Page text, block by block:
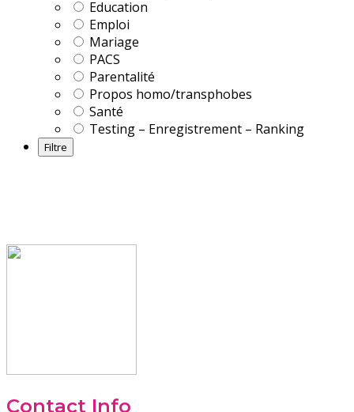
Education
Emploi
Mariage
PACS
Parentalité
Propos homo/transphobes
Santé
Testing – Enregistrement – Ranking
Contact Info